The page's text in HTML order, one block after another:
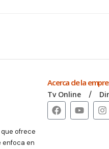
ofrece
enfoca en
Acerca de la
Tv Online